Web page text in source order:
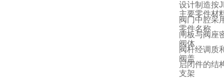
主要零件材
零件名称
阀体
阀盖
支架
设计制造按
阀门中腔采
闸板与阀座
阀杆经调质
启闭件的结